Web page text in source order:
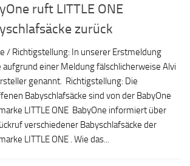
ruft LITTLE ONE
zurück
/ Richtigstellung: In unserer Erstmeldung
aufgrund einer Meldung fälschlicherweise Alvi
genannt. Richtigstellung: Die
Babyschlafsäcke sind von der BabyOne
LITTLE ONE BabyOne informiert über
verschiedener Babyschlafsäcke der
LITTLE ONE . Wie das...